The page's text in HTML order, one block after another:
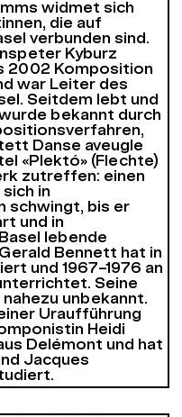
widmet sich
die auf
verbunden sind.
Kyburz
2002 Komposition
war Leiter des
Seitdem lebt und
bekannt durch
Danse aveugle
«Plektó» (Flechte)
zutreffen: einen
in
schwingt, bis er
und in
lebende
Bennett hat in
und 1967–1976 an
Seine
unbekannt.
Uraufführung
Heidi
Delémont und hat
Jacques